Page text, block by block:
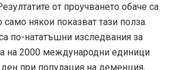
от проучването обаче са
само някои показват тази полза.
по-нататъшни изследвания за
на 2000 международни единици
при популация на деменция,